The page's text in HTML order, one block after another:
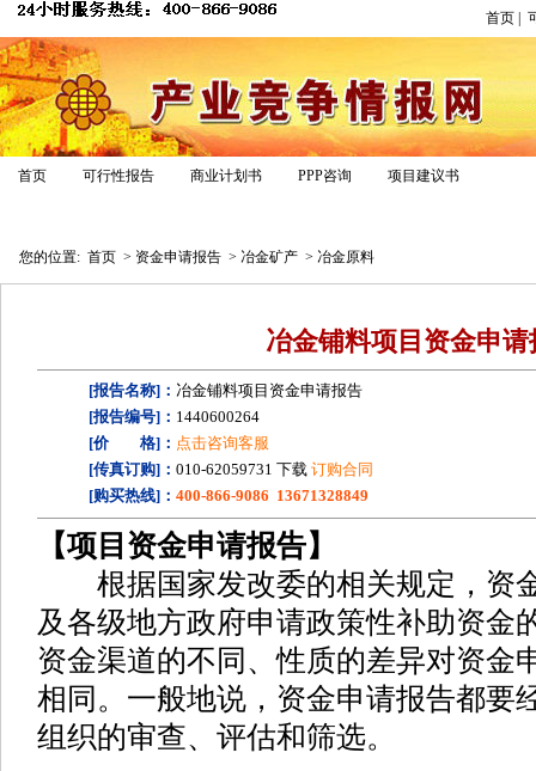
首页
首页 可行性报告 商业计划书 PPP咨询 项目建议书
您的位置: 首页 > 资金申请报告 > 冶金矿产 > 冶金原料
冶金铺料项目资金申请
[报告名称]： 冶金铺料项目资金申请报告
[报告编号]： 1440600264
[价 格]： 点击咨询客服
[传真订购]： 010-62059731 下载 订购合同
[购买热线]： 400-866-9086 13671328849
【项目资金申请报告】
根据国家发改委的相关规定，资
及各级地方政府申请政策性补助资金
资金渠道的不同、性质的差异对资金
相同。一般地说，资金申请报告都要
组织的审查、评估和筛选。